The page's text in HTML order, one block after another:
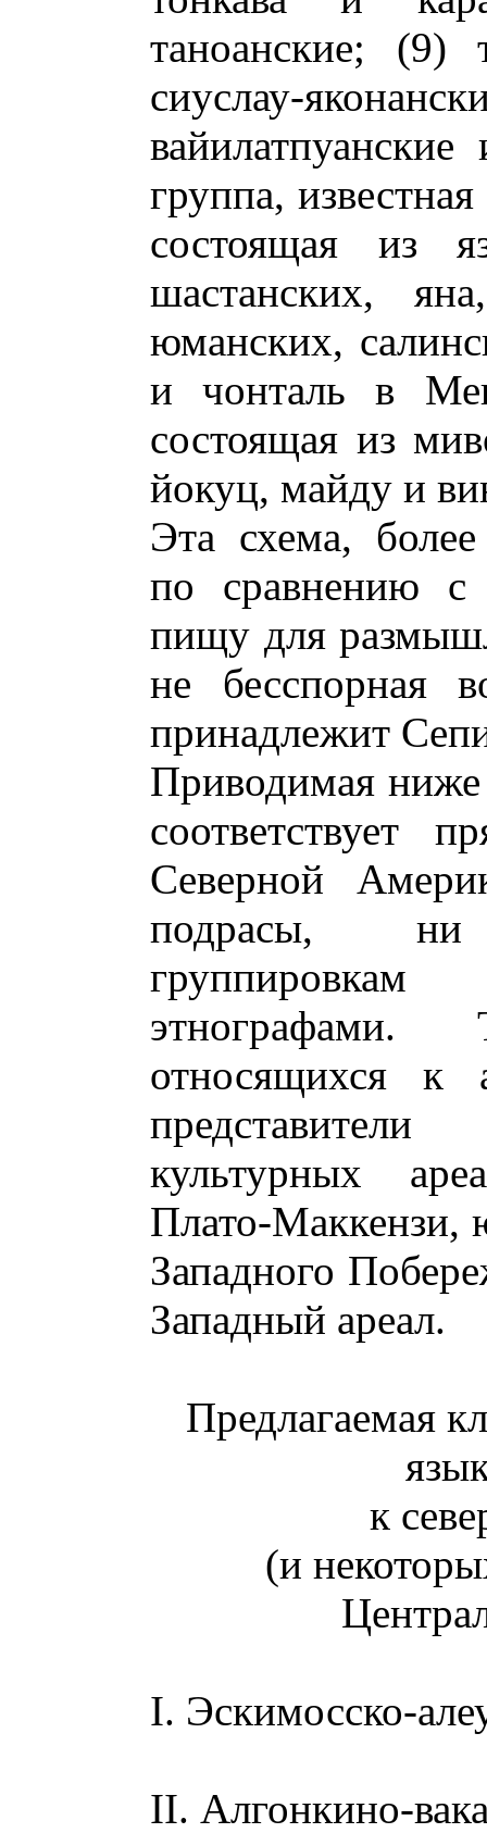
таноанские; (9)
сиуслау-
группа,
состоящая из
шастанских,
юманских,
и чонталь в
состоящая из
йокуц, майду и
Эта схема,
по сравнению с
пищу для
не бесспорная
принадлежит
Приводимая ниже
соответствует
Северной
подрасы, ни
относящихся к
культурных
Плато-Маккензи,
Западного
Западный ареал.
Предлагаемая
к
(и
I. Эскимосско-
II. Алгонкино-